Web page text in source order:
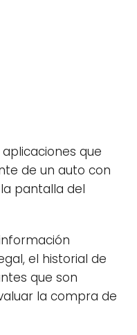
que
de un auto con
pantalla del
el historial de
que son
la compra de